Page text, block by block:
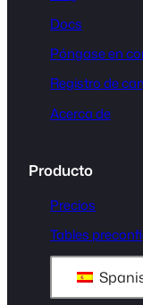
Docs
Póngase en
Registro de
Acerca de
Producto
Precios
Tables